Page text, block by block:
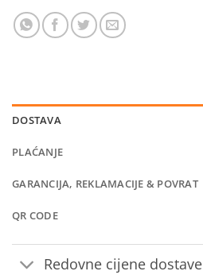
DOSTAVA
PLAĆANJE
GARANCIJA, REKLAMACIJE & POVRAT
QR CODE
Redovne cijene dostave